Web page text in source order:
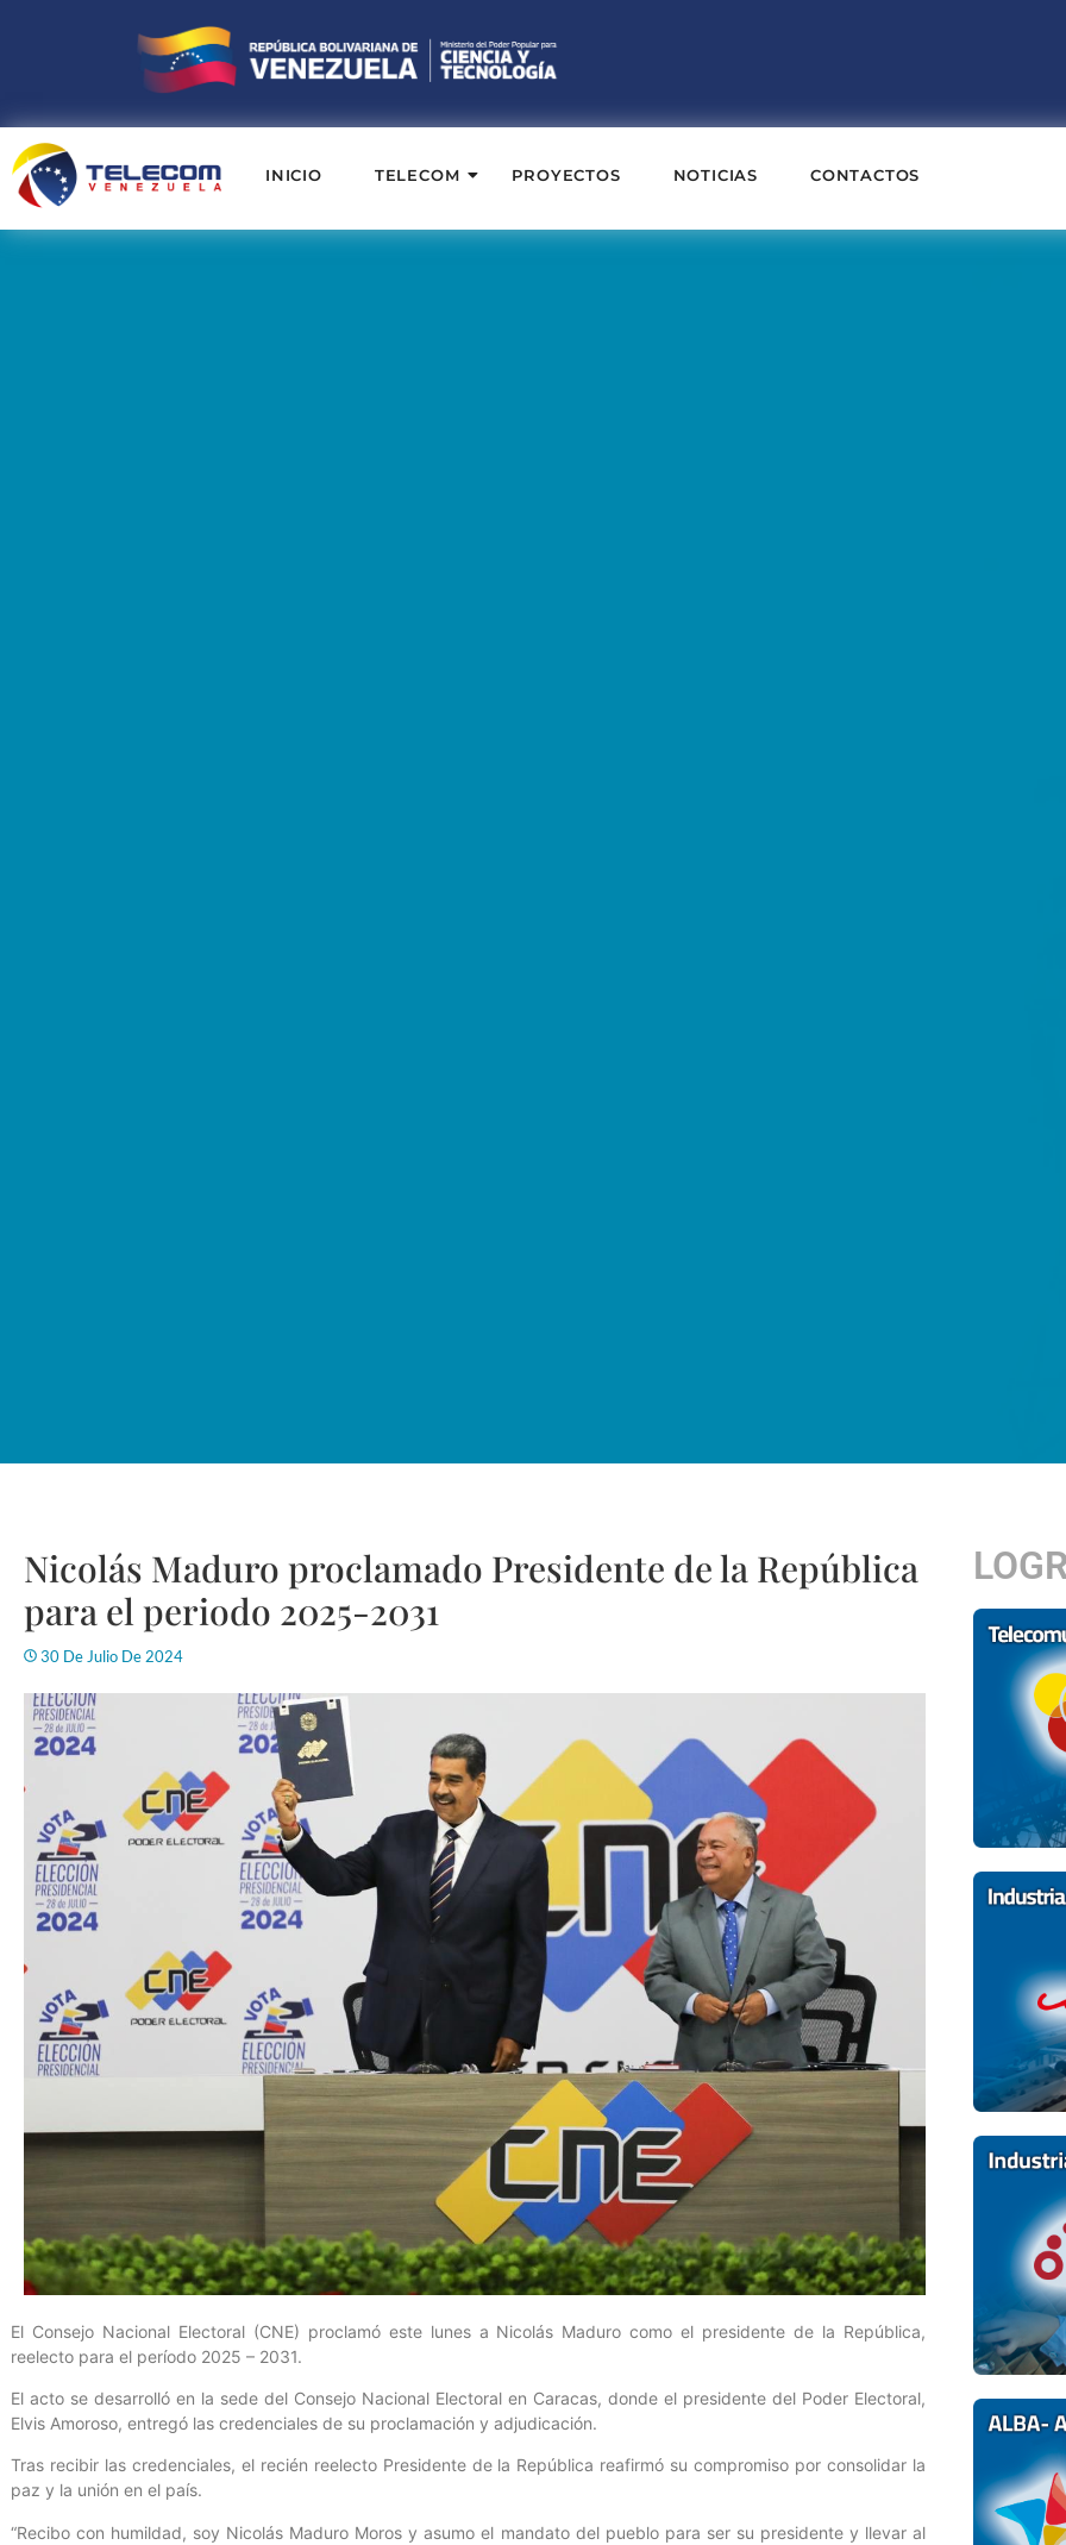
INICIO TELECOM PROYECTOS NOTICIAS CONTACTOS
Nicolás Maduro proclamado Presidente de la República
para el periodo 2025-2031
30 De Julio De 2024
El Consejo Nacional Electoral (CNE) proclamó este lunes a Nicolás Maduro como el presidente de la República,
reelecto para el período 2025 – 2031.
El acto se desarrolló en la sede del Consejo Nacional Electoral en Caracas, donde el presidente del Poder Electoral,
Elvis Amoroso, entregó las credenciales de su proclamación y adjudicación.
Tras recibir las credenciales, el recién reelecto Presidente de la República reafirmó su compromiso por consolidar la
paz y la unión en el país.
“Recibo con humildad, soy Nicolás Maduro Moros y asumo el mandato del pueblo para ser su presidente y llevar al